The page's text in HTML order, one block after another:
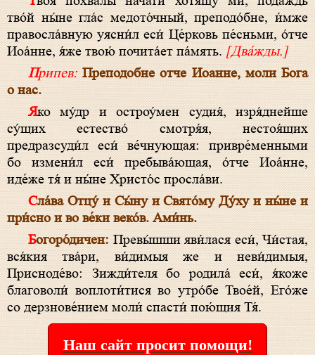
тво́й ны́не гла́с медото́чный, преподо́бне, и́мже
правосла́вную уясни́л еси́ Це́рковь пе́сньми, о́тче
Иоа́нне, я́же твою́ почита́ет па́мять.[Два́жды.]
Припев: Преподобне отче Иоанне, моли Бога
о нас.
Яко му́др и остроу́мен судия́, изря́днейше
су́щих естество́ смотря́я, нестоя́щих
предразсуди́л еси́ ве́чнующая: привре́менными
бо измени́л еси́ пребыва́ющая, о́тче Иоа́нне,
иде́же тя́ и ны́не Христо́с просла́ви.
Сла́ва Отцу́ и Сы́ну и Свято́му Ду́ху и ны́не и
при́сно и во ве́ки веко́в. Ами́нь.
Богоро́дичен: Превы́шши яви́лася еси́, Чи́стая,
вся́кия тва́ри, ви́димыя же и неви́димыя,
Присноде́во: Зижди́теля бо родила́ еси́, я́коже
благоволи́ воплоти́тися во утро́бе Твое́й, Его́же
со дерзнове́нием моли́ спасти́ пою́щия Тя́.
Наш сайт просит помощи!